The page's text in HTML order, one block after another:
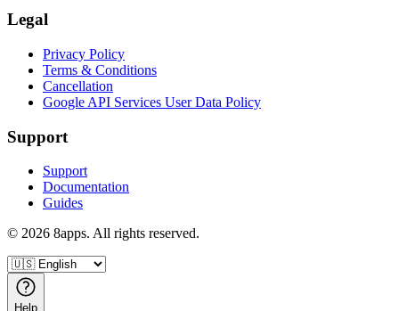
Legal
Privacy Policy
Terms & Conditions
Cancellation
Google API Services User Data Policy
Support
Support
Documentation
Guides
© 2026 8apps. All rights reserved.
Help